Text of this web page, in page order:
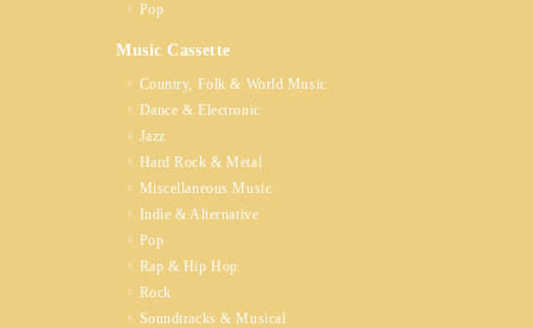
Pop
Music Cassette
Country, Folk & World Music
Dance & Electronic
Jazz
Hard Rock & Metal
Miscellaneous Music
Indie & Alternative
Pop
Rap & Hip Hop
Rock
Soundtracks & Musical